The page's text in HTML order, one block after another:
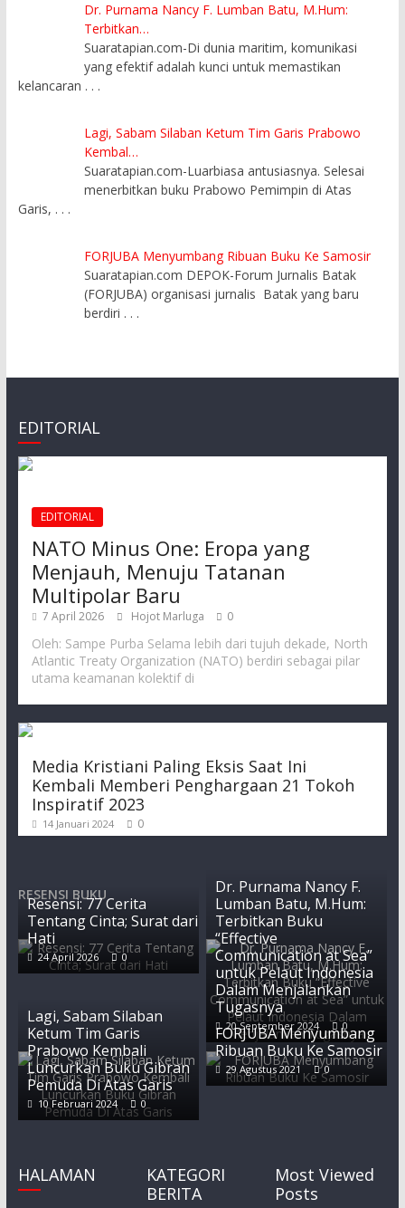
Dr. Purnama Nancy F. Lumban Batu, M.Hum:
Terbitkan…
Suaratapian.com-Di dunia maritim, komunikasi
yang efektif adalah kunci untuk memastikan
kelancaran . . .
Lagi, Sabam Silaban Ketum Tim Garis Prabowo
Kembal…
Suaratapian.com-Luarbiasa antusiasnya. Selesai
menerbitkan buku Prabowo Pemimpin di Atas
Garis, . . .
FORJUBA Menyumbang Ribuan Buku Ke Samosir
Suaratapian.com DEPOK-Forum Jurnalis Batak
(FORJUBA) organisasi jurnalis Batak yang baru
berdiri . . .
EDITORIAL
EDITORIAL
NATO Minus One: Eropa yang
Menjauh, Menuju Tatanan
Multipolar Baru
7 April 2026 Hojot Marluga 0
Oleh: Sampe Purba Selama lebih dari tujuh dekade, North
Atlantic Treaty Organization (NATO) berdiri sebagai pilar
utama keamanan kolektif di
Media Kristiani Paling Eksis Saat Ini
Kembali Memberi Penghargaan 21 Tokoh
Inspiratif 2023
14 Januari 2024 0
RESENSI BUKU
Resensi: 77 Cerita
Tentang Cinta; Surat dari
Hati
24 April 2026 0
Dr. Purnama Nancy F.
Lumban Batu, M.Hum:
Terbitkan Buku
“Effective
Communication at Sea”
untuk Pelaut Indonesia
Dalam Menjalankan
Tugasnya
20 September 2024 0
Lagi, Sabam Silaban
Ketum Tim Garis
Prabowo Kembali
Luncurkan Buku Gibran
Pemuda Di Atas Garis
10 Februari 2024 0
FORJUBA Menyumbang
Ribuan Buku Ke Samosir
29 Agustus 2021 0
HALAMAN
KATEGORI
BERITA
Most Viewed
Posts